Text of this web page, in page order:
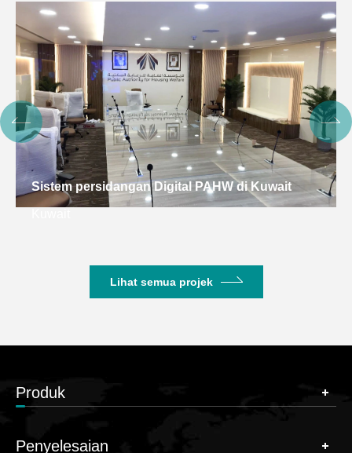
Sistem persidangan Digital PAHW di Kuwait
Lihat semua projek
Produk
Penyelesaian